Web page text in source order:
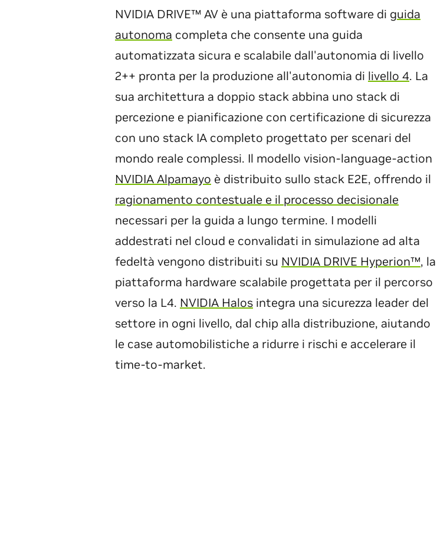
NVIDIA DRIVE™ AV è una piattaforma software di guida
autonoma completa che consente una guida
automatizzata sicura e scalabile dall'autonomia di livello
2++ pronta per la produzione all'autonomia di livello 4. La
sua architettura a doppio stack abbina uno stack di
percezione e pianificazione con certificazione di sicurezza
con uno stack IA completo progettato per scenari del
mondo reale complessi. Il modello vision-language-action
NVIDIA Alpamayo è distribuito sullo stack E2E, offrendo il
ragionamento contestuale e il processo decisionale
necessari per la guida a lungo termine. I modelli
addestrati nel cloud e convalidati in simulazione ad alta
fedeltà vengono distribuiti su NVIDIA DRIVE Hyperion™, la
piattaforma hardware scalabile progettata per il percorso
verso la L4. NVIDIA Halos integra una sicurezza leader del
settore in ogni livello, dal chip alla distribuzione, aiutando
le case automobilistiche a ridurre i rischi e accelerare il
time-to-market.